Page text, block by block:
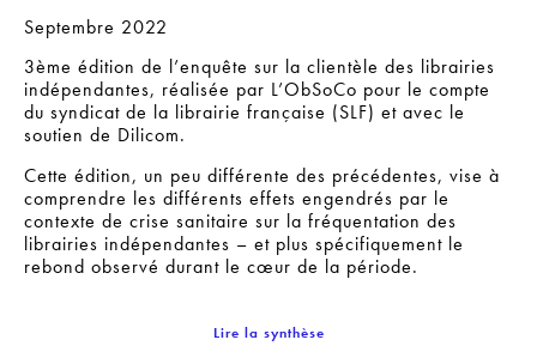
Septembre 2022
3ème édition de l’enquête sur la clientèle des librairies
indépendantes, réalisée par L’ObSoCo pour le compte
du syndicat de la librairie française (SLF) et avec le
soutien de Dilicom.
Cette édition, un peu différente des précédentes, vise à
comprendre les différents effets engendrés par le
contexte de crise sanitaire sur la fréquentation des
librairies indépendantes – et plus spécifiquement le
rebond observé durant le cœur de la période.
Lire la synthèse